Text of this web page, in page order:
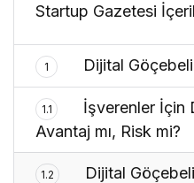
Startup Gazetesi
1 Dijital
1.1
İşverenler İçin
Avantaj mı, Risk mi?
1.2
Dijital